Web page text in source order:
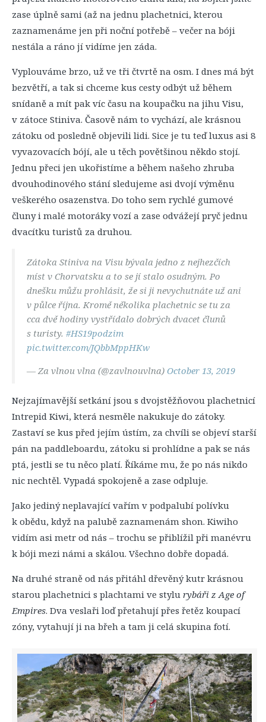
zase úplně sami (až na jednu plachetnici, kterou
zaznamenáme jen při noční potřebě – večer na bóji
nestála a ráno jí vidíme jen záda.
Vyplouváme brzo, už ve tři čtvrtě na osm. I dnes má být
bezvětří, a tak si chceme kus cesty odbýt už během
snídaně a mít pak víc času na koupačku na jihu Visu,
v zátoce Stiniva. Časově nám to vychází, ale krásnou
zátoku od posledně objevili lidi. Sice je tu teď luxus asi 8
vyvazovacích bójí, ale u těch povětšinou někdo stojí.
Jednu přeci jen ukořistíme a během našeho zhruba
dvouhodinového stání sledujeme asi dvojí výměnu
veškerého osazenstva. Do toho sem rychlé gumové
čluny i malé motoráky vozí a zase odvážejí pryč jednu
dvacítku turistů za druhou.
Zátoka Stiniva na Visu bývala jedno z nejhezčích
míst v Chorvatsku a to se jí stalo osudným. Po
dnešku můžu prohlásit, že si ji nevychutnáte už ani
v půlce října. Kromě několika plachetnic se tu za
cca dvě hodiny vystřídalo dobrých dvacet člunů
s turisty. #HS19podzim
pic.twitter.com/JQbbMppHKw
— Za vlnou vlna (@zavlnouvlna) October 13, 2019
Nejzajímavější setkání jsou s dvojstěžňovou plachetnicí
Intrepid Kiwi, která nesměle nakukuje do zátoky.
Zastaví se kus před jejím ústím, za chvíli se objeví starší
pán na paddleboardu, zátoku si prohlídne a pak se nás
ptá, jestli se tu něco platí. Říkáme mu, že po nás nikdo
nic nechtěl. Vypadá spokojeně a zase odpluje.
Jako jediný neplavající vařím v podpalubí polívku
k obědu, když na palubě zaznamenám shon. Kiwiho
vidím asi metr od nás – trochu se přiblížil při manévru
k bóji mezi námi a skálou. Všechno dobře dopadá.
Na druhé straně od nás přitáhl dřevěný kutr krásnou
starou plachetnici s plachtami ve stylu rybáři z Age of
Empires. Dva veslaři loď přetahují přes řetěz koupací
zóny, vytahují ji na břeh a tam ji celá skupina fotí.